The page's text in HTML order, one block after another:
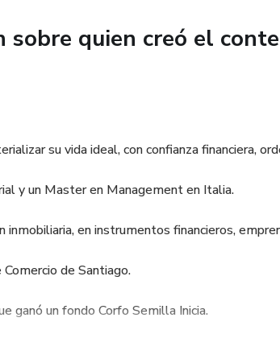
sobre quien creó el
su vida ideal, con confianza financiera,
y un Master en Management en Italia.
inmobiliaria, en instrumentos financieros,
de Santiago.
ganó un fondo Corfo Semilla Inicia.
de Tony Robbins y Dean Graziozi.